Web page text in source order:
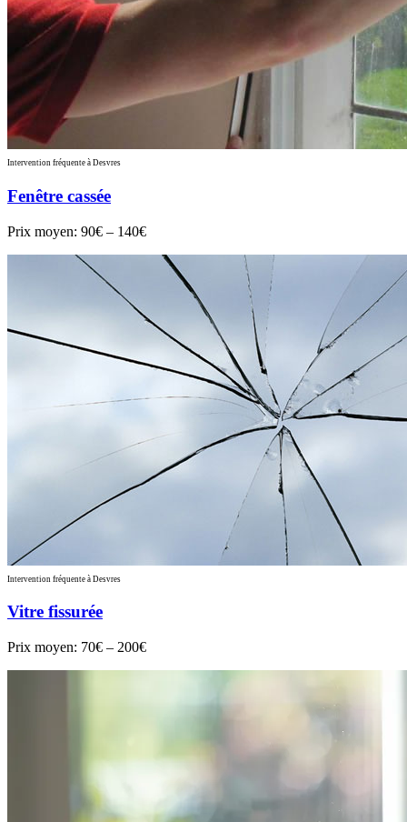
Intervention fréquente à Desvres
Fenêtre cassée
Prix moyen: 90€ – 140€
Intervention fréquente à Desvres
Vitre fissurée
Prix moyen: 70€ – 200€